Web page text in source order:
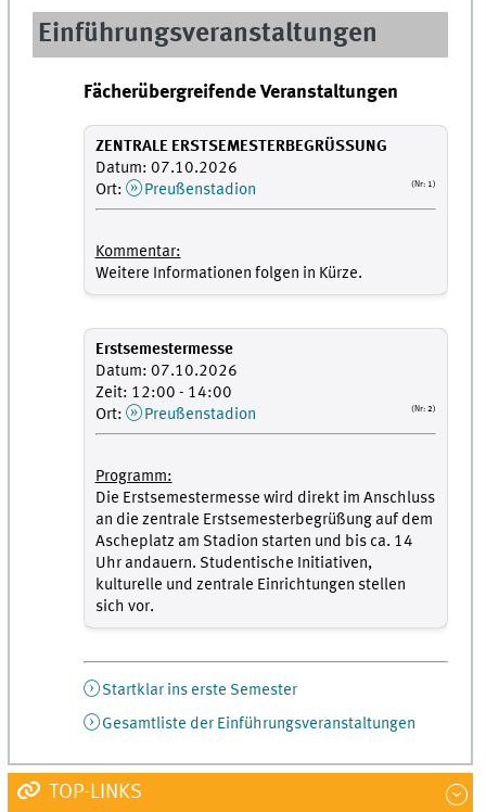
Einführungsveranstaltungen
Fächerübergreifende Veranstaltungen
ZENTRALE ERSTSEMESTERBEGRÜSSUNG
Datum: 07.10.2026
Ort:
Preußenstadion (Nr: 1)
Kommentar:
Weitere Informationen folgen in Kürze.
Erstsemestermesse
Datum: 07.10.2026
Zeit: 12:00 - 14:00
Ort:
Preußenstadion (Nr: 2)
Programm:
Die Erstsemestermesse wird direkt im Anschluss
an die zentrale Erstsemesterbegrüßung auf dem
Ascheplatz am Stadion starten und bis ca. 14
Uhr andauern. Studentische Initiativen,
kulturelle und zentrale Einrichtungen stellen
sich vor.
Startklar ins erste Semester
Gesamtliste der Einführungsveranstaltungen
TOP-LINKS